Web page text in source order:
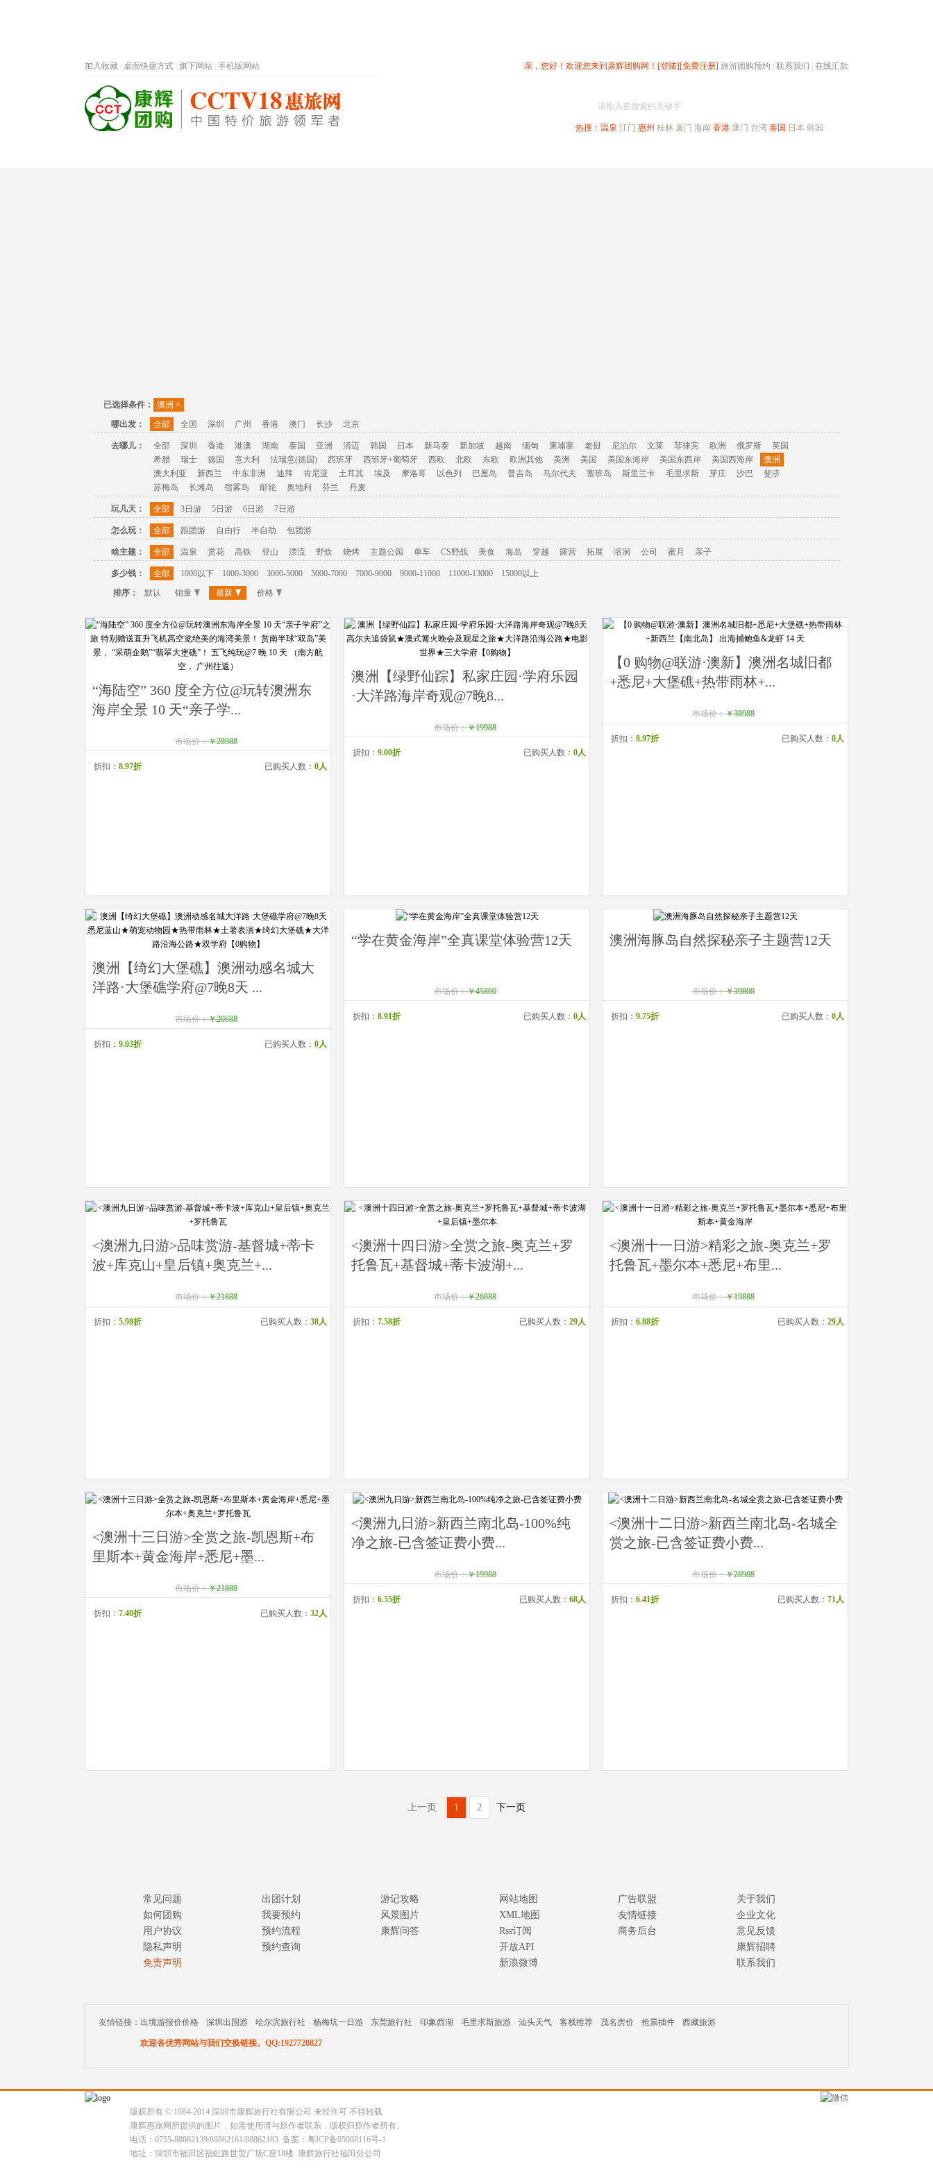
亲，您好！欢迎您来到康辉团购网！ [登陆][免费注册] 旅游团购预约 联系我们 在线汇款
加入收藏 桌面快捷方式 旗下网站 手机版网站
请输入要搜索的关键字
热搜： 温泉 江门 惠州 桂林 厦门 海南 香港 澳门 台湾 泰国 日本 韩国
已选择条件： 澳洲 ×
哪出发：
全部 全国 深圳 广州 香港 澳门 长沙 北京
去哪儿： 全部 深圳 香港 港澳 湖南 泰国 亚洲 清迈 韩国 日本 新马泰 新加坡 越南 缅甸 柬埔寨 老挝 尼泊尔 文莱 菲律宾 欧洲 俄罗斯
英国
希腊
瑞士 德国 意大利 法瑞意(德国) 西班牙 西班牙+葡萄牙 西欧 北欧 东欧 欧洲其他 美洲 美国 美国东海岸 美国东西岸 美国西海岸
澳洲
澳大利亚
新西兰 中东非洲 迪拜 肯尼亚 土耳其 埃及 摩洛哥 以色列 巴厘岛 普吉岛 马尔代夫 塞班岛 斯里兰卡 毛里求斯 芽庄 沙巴
斐济
苏梅岛
长滩岛 宿雾岛 邮轮 奥地利 芬兰 丹麦
玩几天： 全部 3日游 5日游 6日游 7日游
怎么玩： 全部 跟团游 自由行 半自助 包团游
啥主题： 全部 温泉 赏花 高铁 登山 漂流 野炊 烧烤 主题公园 单车 CS野战 美食 海岛 穿越 露营 拓展 溶洞 公司 蜜月 亲子
多少钱： 全部 1000以下 1000-3000 3000-5000 5000-7000 7000-9000 9000-11000 11000-13000
15000以上
排序：
默认 销量 最新 价格
“海陆空” 360 度全方位@玩转澳洲东
海岸全景 10 天“亲子学...
市场价：￥28988
折扣： 8.97折 已购买人数： 0人
澳洲【绿野仙踪】私家庄园·学府乐园
·大洋路海岸奇观@7晚8...
市场价：￥19988
折扣： 9.00折 已购买人数： 0人
【0 购物@联游·澳新】澳洲名城旧都
+悉尼+大堡礁+热带雨林+...
市场价：￥38988
折扣： 8.97折 已购买人数： 0人
澳洲【绮幻大堡礁】澳洲动感名城大
洋路·大堡礁学府@7晚8天 ...
市场价：￥20688
折扣： 9.03折 已购买人数： 0人
“学在黄金海岸”全真课堂体验营12天
市场价：￥45800
折扣： 8.91折 已购买人数： 0人
澳洲海豚岛自然探秘亲子主题营12天
市场价：￥39800
折扣： 9.75折 已购买人数： 0人
<澳洲九日游>品味赏游-基督城+蒂卡
波+库克山+皇后镇+奥克兰+...
市场价：￥21888
折扣： 5.98折 已购买人数： 38人
<澳洲十四日游>全赏之旅-奥克兰+罗
托鲁瓦+基督城+蒂卡波湖+...
市场价：￥26888
折扣： 7.58折 已购买人数： 29人
<澳洲十一日游>精彩之旅-奥克兰+罗
托鲁瓦+墨尔本+悉尼+布里...
市场价：￥19888
折扣： 6.88折 已购买人数： 29人
<澳洲十三日游>全赏之旅-凯恩斯+布
里斯本+黄金海岸+悉尼+墨...
市场价：￥21888
折扣： 7.40折 已购买人数： 32人
<澳洲九日游>新西兰南北岛-100%纯
净之旅-已含签证费小费...
市场价：￥19988
折扣： 6.55折 已购买人数： 68人
<澳洲十二日游>新西兰南北岛-名城全
赏之旅-已含签证费小费...
市场价：￥28988
折扣： 6.41折 已购买人数： 71人
上一页 1 2 下一页
常见问题
如何团购
用户协议
隐私声明
免责声明
出团计划
我要预约
预约流程
预约查询
游记攻略
风景图片
康辉问答
网站地图
XML地图
Rss订阅
开放API
新浪微博
广告联盟
友情链接
商务后台
关于我们
企业文化
意见反馈
康辉招聘
联系我们
友情链接： 出境游报价价格 深圳出国游 哈尔滨旅行社 杨梅坑一日游 东莞旅行社 印象西湖 毛里求斯旅游 汕头天气 客栈推荐 茂名房价 抢票插件 西藏旅游
欢迎各优秀网站与我们交换链接。QQ:1927720827
版权所有 © 1984-2014 深圳市康辉旅行社有限公司 未经许可 不得转载
康辉惠旅网所提供的图片，如需使用请与原作者联系，版权归原作者所有。
电话：0755-88862139/88862161/88862163 备案：粤ICP备05088116号-1
地址：深圳市福田区福虹路世贸广场C座18楼 康辉旅行社福田分公司